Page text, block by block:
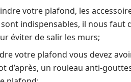
votre plafond, les
indispensables, il nous faut
éviter de salir les murs;
votre plafond vous devez
d’après, un rouleau anti-